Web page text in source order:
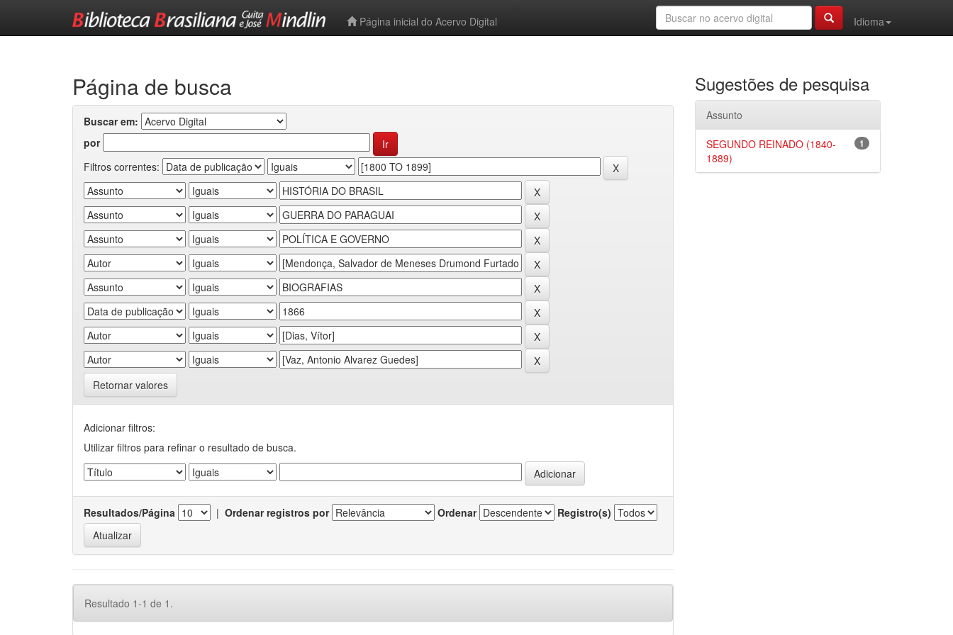
Página inicial do Acervo Digital
Idioma
Página de busca
Buscar em:
por
Filtros correntes:
Retornar valores
Adicionar filtros:
Utilizar filtros para refinar o resultado de busca.
Resultados/Página | Ordenar registros por Ordenar Registro(s)
Resultado 1-1 de 1.
Sugestões de pesquisa
Assunto
1
SEGUNDO REINADO (1840-
1889)